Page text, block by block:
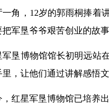
一角，12岁的郭雨桐捧着
军垦爷爷艰苦创业的故
军垦博物馆馆长初明远站
，让他们通过讲解感悟
，红星军垦博物馆已培养